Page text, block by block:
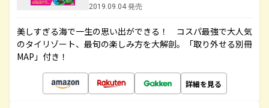
2019.09.04 発売
美しすぎる海で一生の思い出ができる！ コスパ最強で大人気
のタイリゾート、最旬の楽しみ方を大解剖。「取り外せる別冊
MAP」付き！
詳細を見る